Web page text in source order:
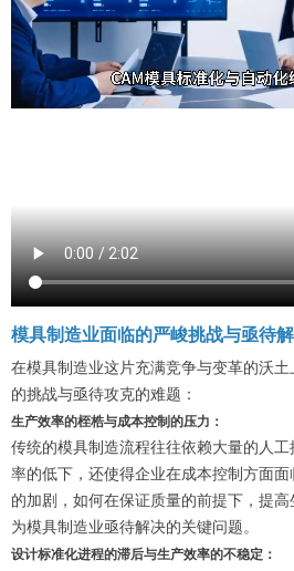
模具制造业面临的严峻挑战与亟待
在模具制造业这片充满竞争与变革的沃
的挑战与亟待攻克的难题：
生产效率的桎梏与成本控制的压力 ：
传统的模具制造流程往往依赖大量的人
率的低下，还使得企业在成本控制方面面
的加剧，如何在保证质量的前提下，提
为模具制造业亟待解决的关键问题。
设计标准化进程的滞后与生产效率的不稳定 ：